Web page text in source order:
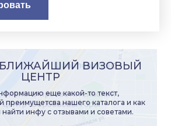
ВИЗОВЫЙ
ЦЕНТР
еще какой-то текст,
преимущетсва нашего каталога и как
инфу с отзывами и советами.